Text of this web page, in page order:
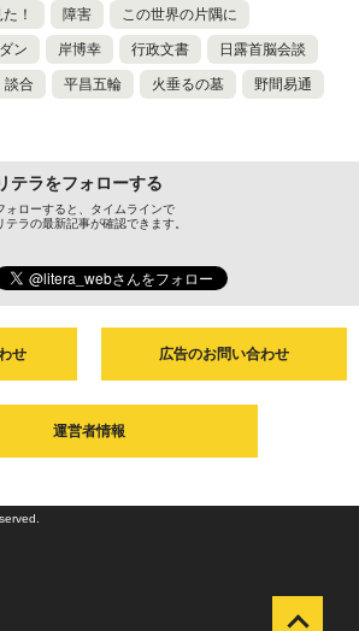
！ 障害 この世界の片隅に
ン 岸博幸 行政文書 日露首脳会談
談合 平昌五輪 火垂るの墓 野間易通
テラをフォローする
ォローすると、タイムラインで
テラの最新記事が確認できます。
せ 広告のお問い合わせ
運営者情報